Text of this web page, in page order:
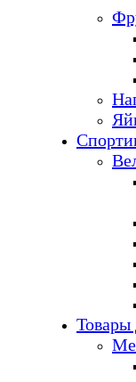
Товары